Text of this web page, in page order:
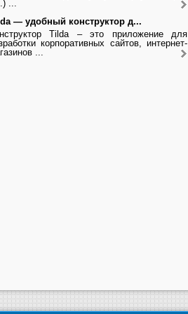
...
— удобный конструктор д...
Tilda – это приложение для
корпоративных сайтов, интернет-
...